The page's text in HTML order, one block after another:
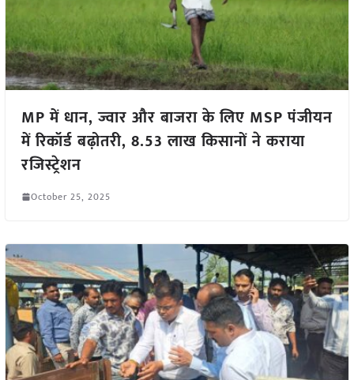
MP में धान, ज्वार और बाजरा के लिए MSP पंजीयन
में रिकॉर्ड बढ़ोतरी, 8.53 लाख किसानों ने कराया
रजिस्ट्रेशन
October 25, 2025